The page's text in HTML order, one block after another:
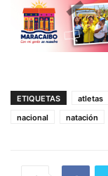
ETIQUETAS atletas
nacional
natación